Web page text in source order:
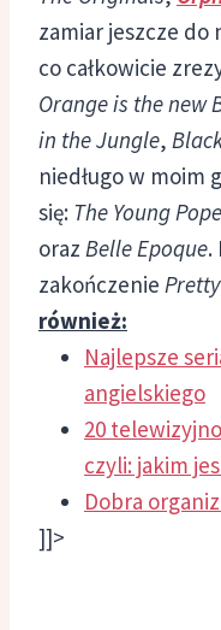
zamiar jeszcze do
co całkowicie
Orange is the new
in the Jungle,
niedługo w moim
się: The Young Pope
oraz Belle Epoque.
zakończenie
również:
Najlepsze
angielskiego
20
czyli: jakim
Dobra
]]>